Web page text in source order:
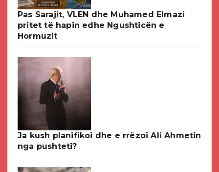
Pas Sarajit, VLEN dhe Muhamed Elmazi
pritet të hapin edhe Ngushticën e
Hormuzit
Ja kush planifikoi dhe e rrëzoi Ali Ahmetin
nga pushteti?